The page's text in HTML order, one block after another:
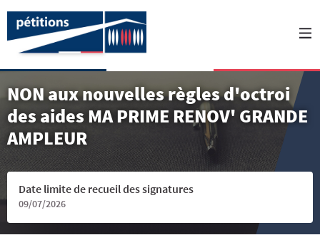
NON aux nouvelles règles d'octroi
des aides MA PRIME RENOV' GRANDE
AMPLEUR
Date limite de recueil des signatures
09/07/2026